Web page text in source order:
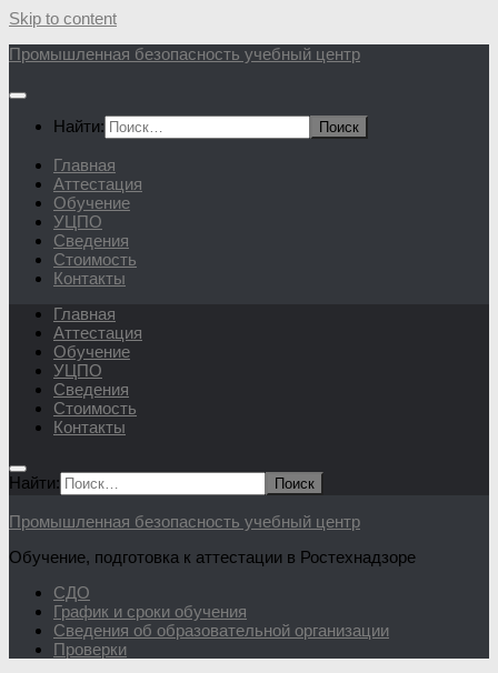
Skip to content
Промышленная безопасность учебный центр
Найти:
Главная
Аттестация
Обучение
УЦПО
Сведения
Стоимость
Контакты
Главная
Аттестация
Обучение
УЦПО
Сведения
Стоимость
Контакты
Найти:
Промышленная безопасность учебный центр
Обучение, подготовка к аттестации в Ростехнадзоре
СДО
График и сроки обучения
Сведения об образовательной организации
Проверки